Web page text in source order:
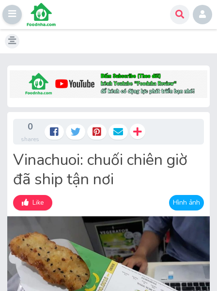
0
shares
Vinachuoi: chuối chiên giờ
đã ship tận nơi
Like Hình ảnh